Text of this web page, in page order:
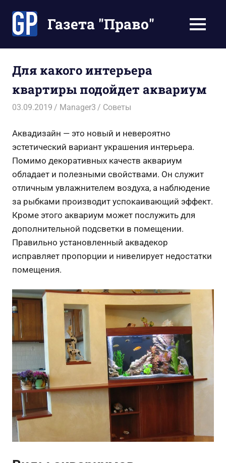
содержимомуГазета "Право"
Ваше
время
МЕНЮ
Для какого интерьера
квартиры подойдет аквариум
03.09.2019 Manager3 Советы
Аквадизайн — это новый и невероятно
эстетический вариант украшения интерьера.
Помимо декоративных качеств аквариум
обладает и полезными свойствами. Он служит
отличным увлажнителем воздуха, а наблюдение
за рыбками производит успокаивающий эффект.
Кроме этого аквариум может послужить для
дополнительной подсветки в помещении.
Правильно установленный аквадекор
исправляет пропорции и нивелирует недостатки
помещения.